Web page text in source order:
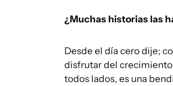
¿Muchas historias las
Desde el día cero dije;
disfrutar del crecimiento
todos lados, es una